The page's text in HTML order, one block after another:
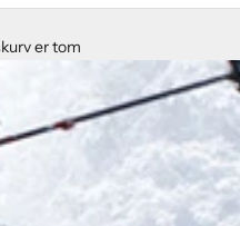
er tom